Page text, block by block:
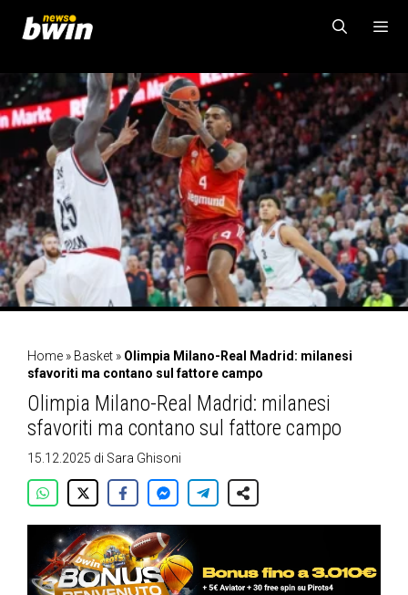
contenuto
MENU
Home » Basket » Olimpia Milano-Real Madrid: milanesi
sfavoriti ma contano sul fattore campo
Olimpia Milano-Real Madrid: milanesi
sfavoriti ma contano sul fattore campo
15.12.2025 di Sara Ghisoni